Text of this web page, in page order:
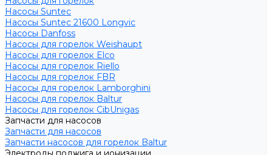
Насосы Suntec
Насосы Suntec 21600 Longvic
Насосы Danfoss
Насосы для горелок Weishaupt
Насосы для горелок Elco
Насосы для горелок Riello
Насосы для горелок FBR
Насосы для горелок Lamborghini
Насосы для горелок Baltur
Насосы для горелок CibUnigas
Запчасти для насосов
Запчасти для насосов
Запчасти насосов для горелок Baltur